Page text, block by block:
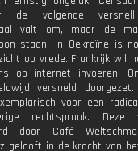
de volgende
valt om, maar de
staan. In Oekraïne is
op vrede. Frankrijk wil
op internet invoeren.
versneld
voor een
rechtspraak.
door Café
gelooft in de kracht van